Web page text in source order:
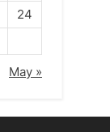
24
May »